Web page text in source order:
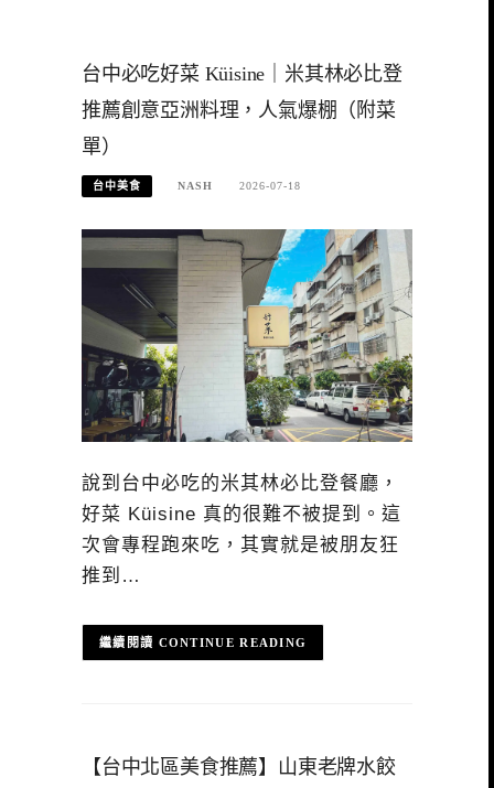
台中必吃好菜 Küisine｜米其林必比登
推薦創意亞洲料理，人氣爆棚（附菜
單）
台中美食 NASH 2026-07-18
說到台中必吃的米其林必比登餐廳，
好菜 Küisine 真的很難不被提到。這
次會專程跑來吃，其實就是被朋友狂
推到…
CONTINUE READING
【台中北區美食推薦】山東老牌水餃